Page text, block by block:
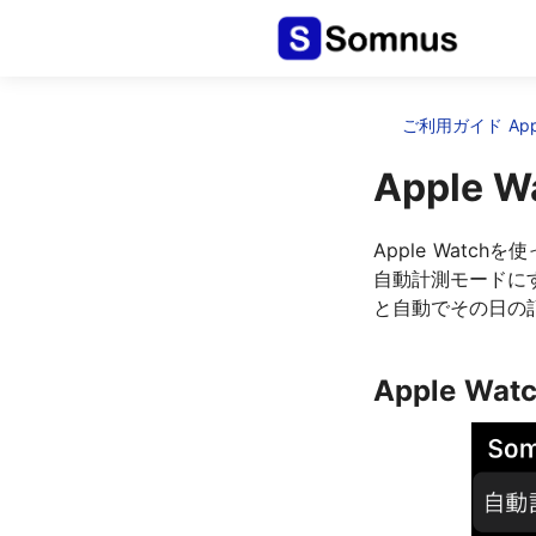
ご利用ガイド
Apple
Apple Watchを使
自動計測モードに
と自動でその日の
Apple